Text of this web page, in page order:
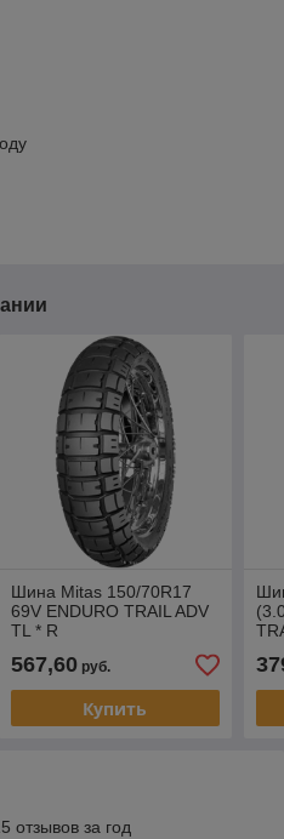
Шина Mitas 150/70R17
69V ENDURO TRAIL ADV
TL * R
567,60руб.
Купить
отзывов за год